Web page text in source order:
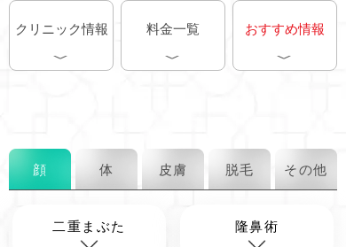
クリニック情報 料金一覧 おすすめ情報
顔 体 皮膚 脱毛 その他
二重まぶた 隆鼻術